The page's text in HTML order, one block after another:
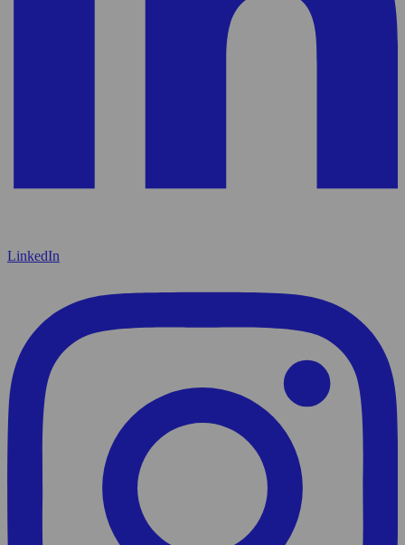
LinkedIn